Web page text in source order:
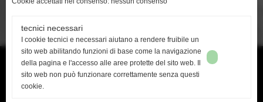
<< PRECEDENTE
Ge-Fin srl - P.IVA: 00913880506 - info@ge-fin.it- T.+39 0571 1721060
tecnici necessari
I cookie tecnici e necessari aiutano a rendere fruibile un
sito web abilitando funzioni di base come la navigazione
della pagina e l'accesso alle aree protette del sito web. Il
sito web non può funzionare correttamente senza questi
cookie.